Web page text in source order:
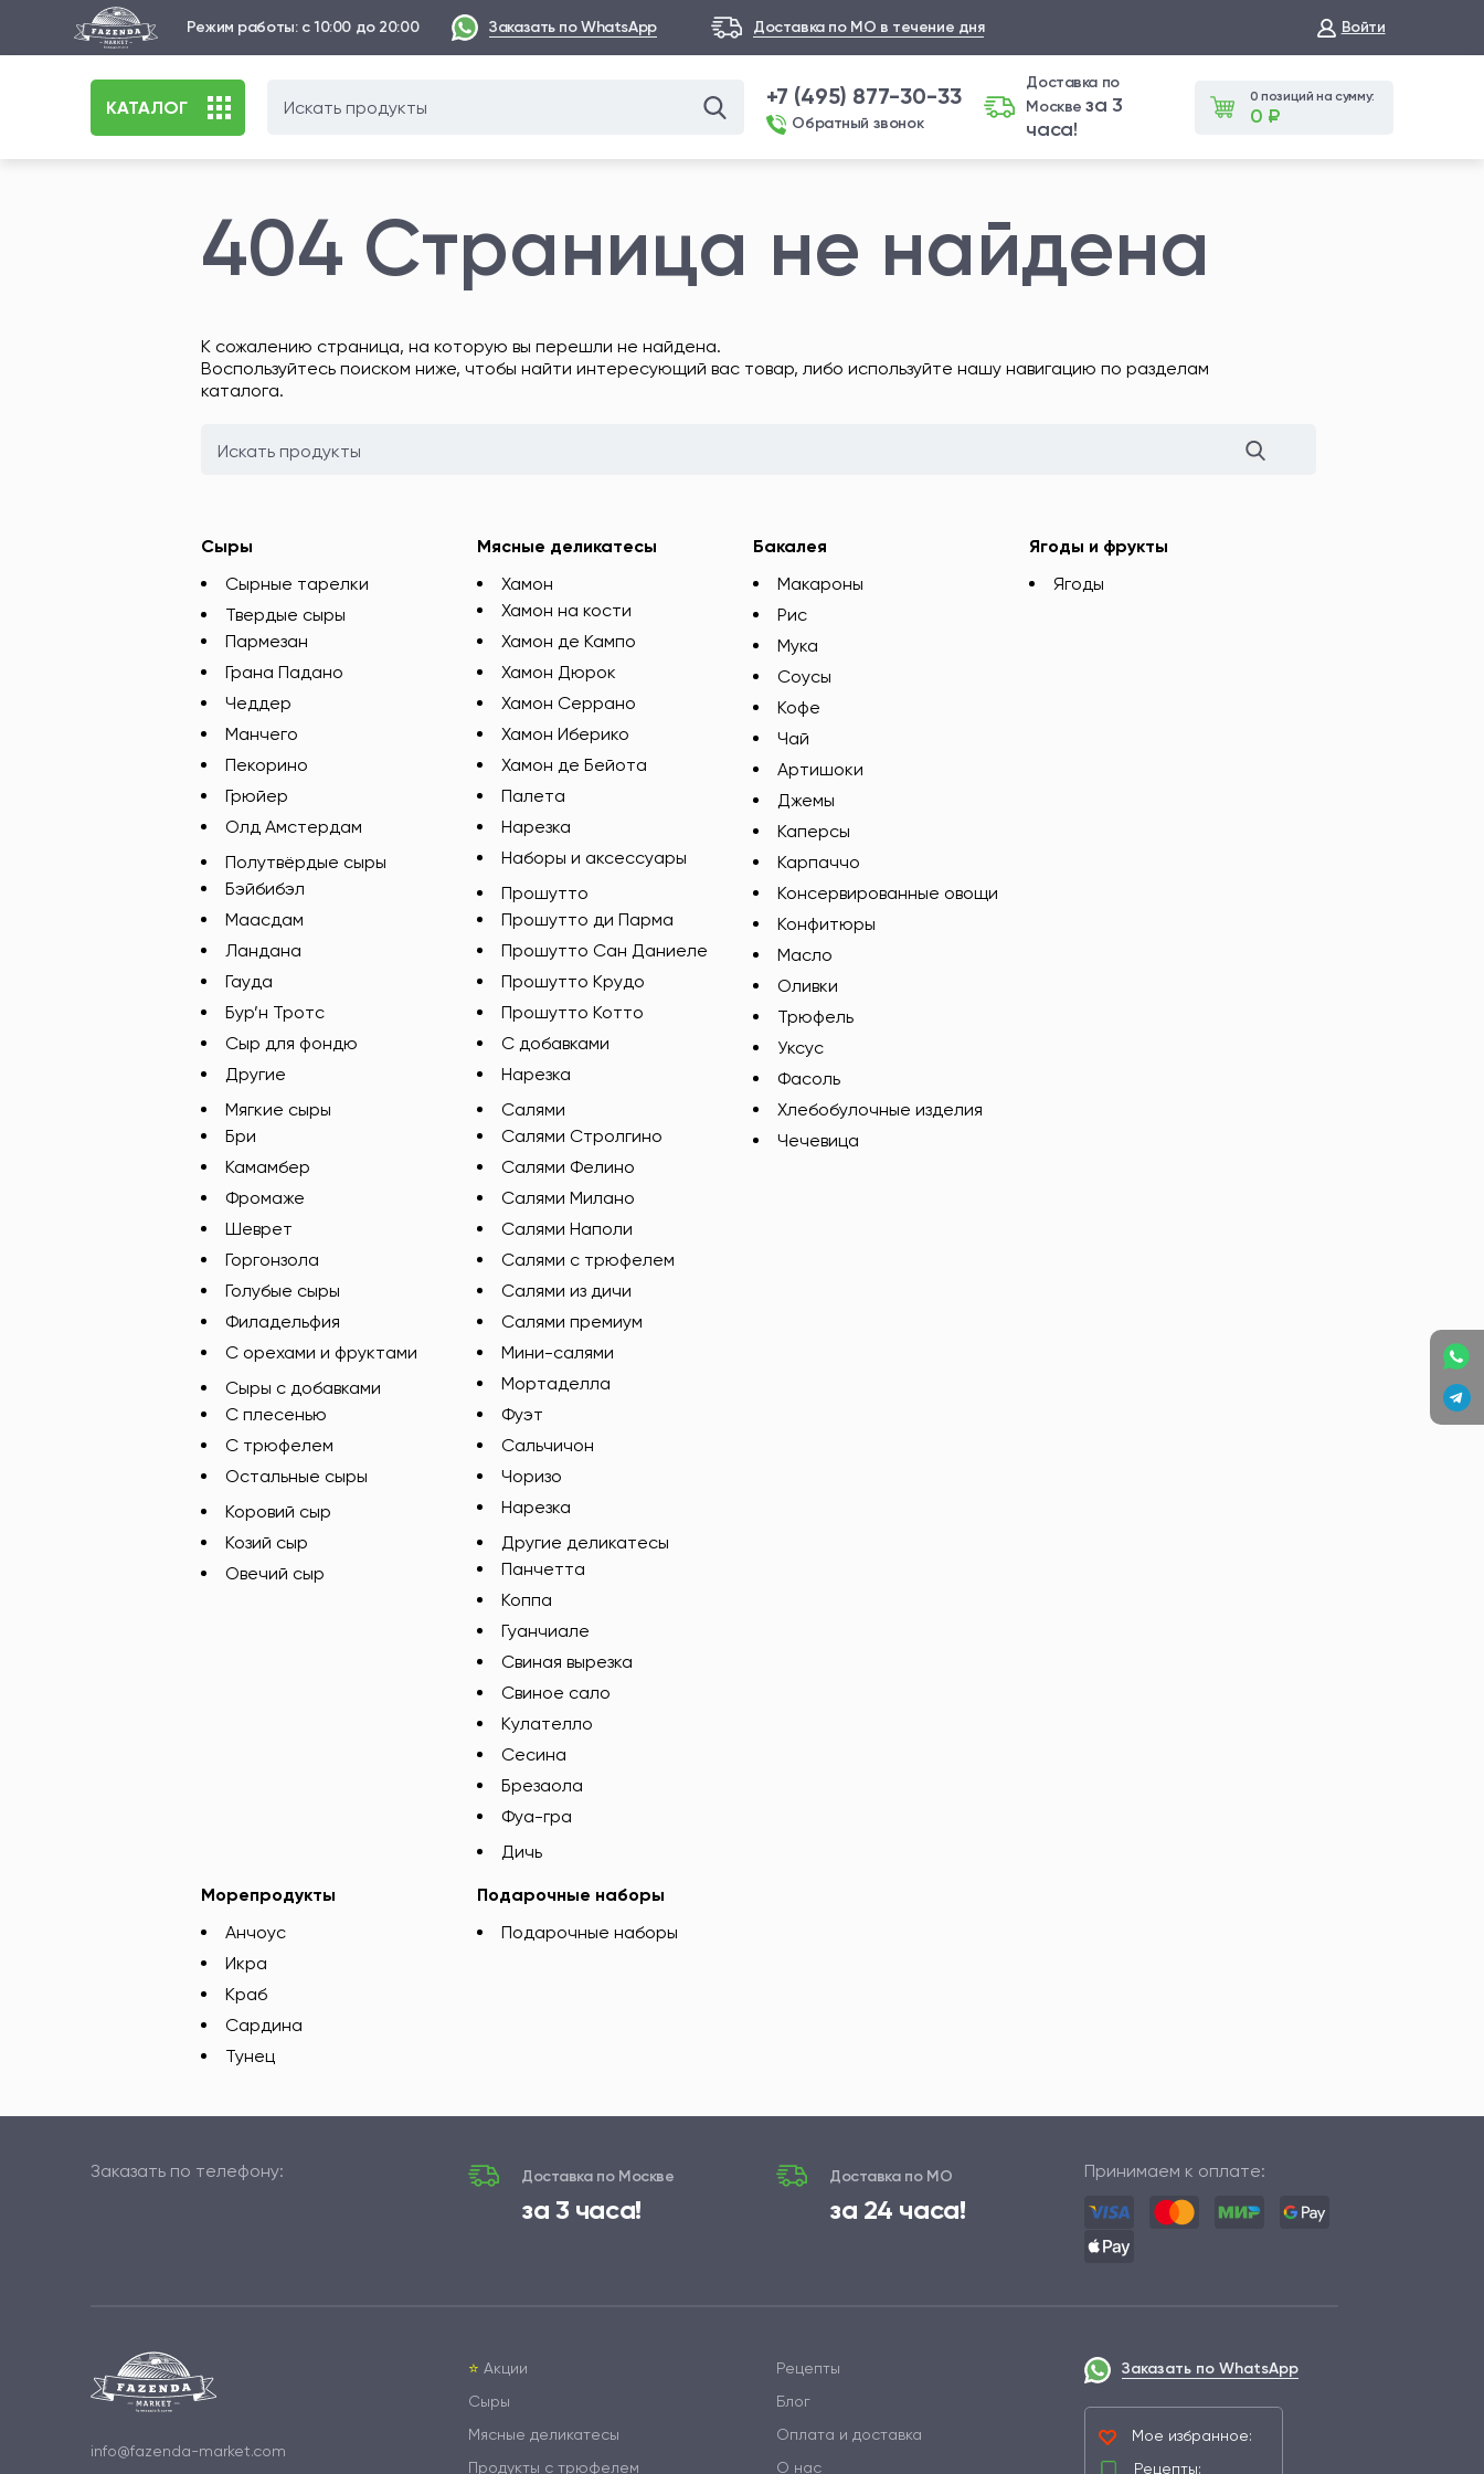
Режим работы: с 10:00 до 20:00 Заказать по WhatsApp Доставка по МО в течение дня Войти
КАТАЛОГ +7 (495) 877-30-33
Обратный звонок
Доставка по
Москвеза 3
часа!
0 позиций на сумму:
0 ₽
404 Страница не найдена
К сожалению страница, на которую вы перешли не найдена.
Воспользуйтесь поиском ниже, чтобы найти интересующий вас товар, либо используйте нашу навигацию по разделам
каталога.
Сыры
Сырные тарелки
Твердые сыры
Пармезан
Грана Падано
Чеддер
Манчего
Пекорино
Грюйер
Олд Амстердам
Полутвёрдые сыры
Бэйбибэл
Маасдам
Ландана
Гауда
Бур’н Тротс
Сыр для фондю
Другие
Мягкие сыры
Бри
Камамбер
Фромаже
Шеврет
Горгонзола
Голубые сыры
Филадельфия
С орехами и фруктами
Сыры с добавками
C плесенью
С трюфелем
Остальные сыры
Коровий сыр
Козий сыр
Овечий сыр
Мясные деликатесы
Хамон
Хамон на кости
Хамон де Кампо
Хамон Дюрок
Хамон Серрано
Хамон Иберико
Хамон де Бейота
Палета
Нарезка
Наборы и аксессуары
Прошутто
Прошутто ди Парма
Прошутто Сан Даниеле
Прошутто Крудо
Прошутто Котто
С добавками
Нарезка
Салями
Салями Стролгино
Салями Фелино
Салями Милано
Салями Наполи
Салями с трюфелем
Салями из дичи
Салями премиум
Мини-салями
Мортаделла
Фуэт
Сальчичон
Чоризо
Нарезка
Другие деликатесы
Панчетта
Коппа
Гуанчиале
Свиная вырезка
Свиное сало
Кулателло
Сесина
Брезаола
Фуа-гра
Дичь
Бакалея
Макароны
Рис
Мука
Соусы
Кофе
Чай
Артишоки
Джемы
Каперсы
Карпаччо
Консервированные овощи
Конфитюры
Масло
Оливки
Трюфель
Уксус
Фасоль
Хлебобулочные изделия
Чечевица
Ягоды и фрукты
Ягоды
Морепродукты
Анчоус
Икра
Краб
Сардина
Тунец
Подарочные наборы
Подарочные наборы
Заказать по телефону: Доставка по Москве
за 3 часа!
Доставка по МО
за 24 часа!
Принимаем к оплате:
info@fazenda-market.com
⭐️ Акции
Сыры
Мясные деликатесы
Продукты с трюфелем
Рецепты
Блог
Оплата и доставка
О нас
Заказать по WhatsApp
Мое избранное:
Рецепты: